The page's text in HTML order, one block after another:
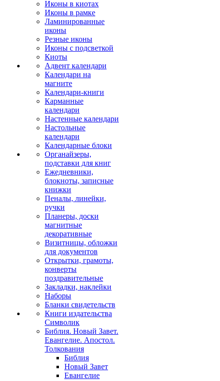
Иконы в киотах
Иконы в рамке
Ламинированные
иконы
Резные иконы
Иконы с подсветкой
Киоты
Адвент календари
Календари на
магните
Календари-книги
Карманные
календари
Настенные календари
Настольные
календари
Календарные блоки
Органайзеры,
подставки для книг
Ежедневники,
блокноты, записные
книжки
Пеналы, линейки,
ручки
Планеры, доски
магнитные
декоративные
Визитницы, обложки
для документов
Открытки, грамоты,
конверты
поздравительные
Закладки, наклейки
Наборы
Бланки свидетельств
Книги издательства
Символик
Библия. Новый Завет.
Евангелие. Апостол.
Толкования
Библия
Новый Завет
Евангелие